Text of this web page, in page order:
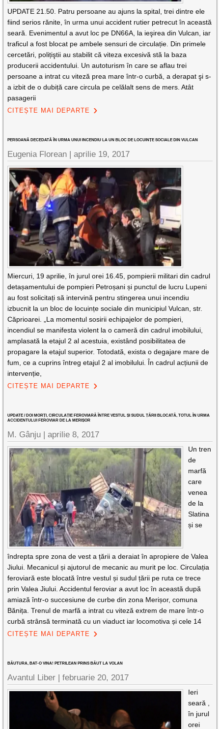
UPDATE 21.50. Patru persoane au ajuns la spital, trei dintre ele
fiind serios rănite, în urma unui accident rutier petrecut în această
seară. Evenimentul a avut loc pe DN66A, la ieşirea din Vulcan, iar
traficul a fost blocat pe ambele sensuri de circulație. Din primele
cercetări, polițiştii au stabilit că viteza excesivă stă la baza
producerii accidentului. Un autoturism în care se aflau trei
persoane a intrat cu viteză prea mare într-o curbă, a derapat şi s-
a izbit de o dubiță care circula pe celălalt sens de mers. Atât
pasagerii
CITEȘTE MAI DEPARTE
PERSOANĂ DECEDATĂ ÎN URMA UNUI INCENDIU LA UN BLOC DE LOCUINȚE SOCIALE DIN VULCAN
Eugenia Florean |aprilie 19, 2017
Miercuri, 19 aprilie, în jurul orei 16.45, pompierii militari din cadrul
detașamentului de pompieri Petroșani și punctul de lucru Lupeni
au fost solicitați să intervină pentru stingerea unui incendiu
izbucnit la un bloc de locuințe sociale din municipiul Vulcan, str.
Căprioarei. „La momentul sosirii echipajelor de pompieri,
incendiul se manifesta violent la o cameră din cadrul imobilului,
amplasată la etajul 2 al acestuia, existând posibilitatea de
propagare la etajul superior. Totodată, exista o degajare mare de
fum, ce a cuprins întreg etajul 2 al imobilului. În cadrul acțiunii de
intervenție,
CITEȘTE MAI DEPARTE
UPDATE / DOI MORȚI, CIRCULAȚIE FEROVIARĂ ÎNTRE VESTUL ȘI SUDUL ȚĂRII BLOCATĂ, TOTUL ÎN URMA
ACCIDENTULUI FEROVIAR DE LA MERIȘOR
M. Gânju |aprilie 8, 2017
Un tren
de
marfă
care
venea
de la
Slatina
și se
îndrepta spre zona de vest a țării a deraiat în apropiere de Valea
Jiului. Mecanicul și ajutorul de mecanic au murit pe loc. Circulația
feroviară este blocată între vestul și sudul țării pe ruta ce trece
prin Valea Jiului. Accidentul feroviar a avut loc în această după
amiază într-o succesiune de curbe din zona Merișor, comuna
Bănița. Trenul de marfă a intrat cu viteză extrem de mare într-o
curbă strânsă terminată cu un viaduct iar locomotiva și cele 14
CITEȘTE MAI DEPARTE
BĂUTURA, BAT-O VINA! PETRILEAN PRINS BĂUT LA VOLAN
Avantul Liber |februarie 20, 2017
Ieri
seară ,
în jurul
orei